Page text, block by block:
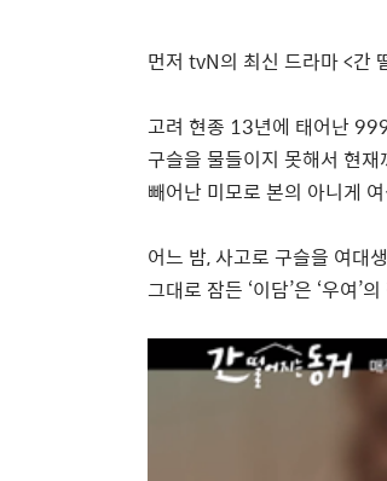
먼저 tvN의 최신 드라마<간
고려 현종 13년에 태어난
구슬을 물들이지 못해서 현
빼어난 미모로 본의 아니게
어느 밤, 사고로 구슬을 여대생
그대로 잠든 ‘이담’은 ‘우여’